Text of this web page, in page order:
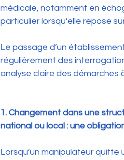
médicale, notamment en
particulier lorsqu’elle repose
Le passage d’un
régulièrement des
analyse claire des démarches
1. Changement dans une
national ou local : une
Lorsqu’un manipulateur